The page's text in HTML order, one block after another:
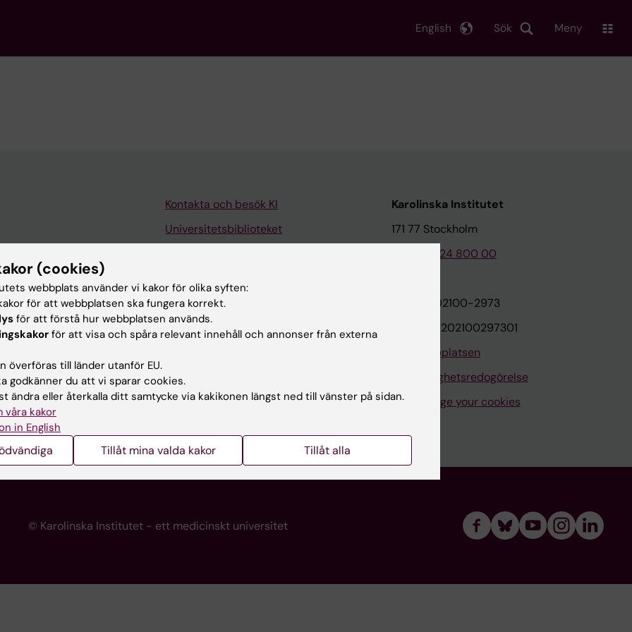
Sök
English Meny
Kontakta och besök KI
Universitetsbiblioteket
Karolinska Institutet Innovation
Kontakta presstjänsten
Karolinska Institutet
171 77 Stockholm
Tel: 08-524 800 00
Org.nr: 202100-2973
VAT.nr: SE202100297301
Om webbplatsen
Tillgänglighetsredogörelse
Manage your cookies
© Karolinska Institutet - ett medicinskt universitet
(cookies)
webbplats använder vi kakor för olika syften:
för att webbplatsen ska fungera korrekt.
för att förstå hur webbplatsen används.
för att visa och spåra relevant innehåll och annonser från externa
överföras till länder utanför EU.
godkänner du att vi sparar cookies.
ändra eller återkalla ditt samtycke via kakikonen längst ned till vänster på sidan.
våra kakor
in English
Tillåt mina valda kakor Tillåt alla